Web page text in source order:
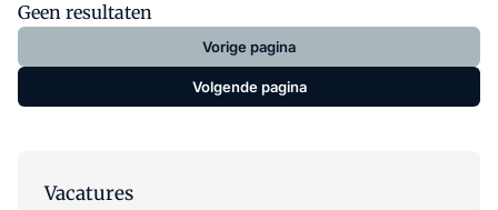
Geen resultaten
Vorige pagina
Volgende pagina
Vacatures